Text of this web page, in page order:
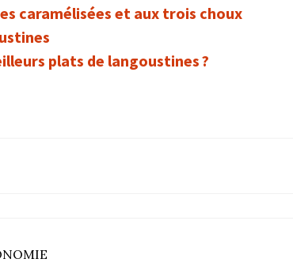
caramélisées et aux trois choux
plats de langoustines ?